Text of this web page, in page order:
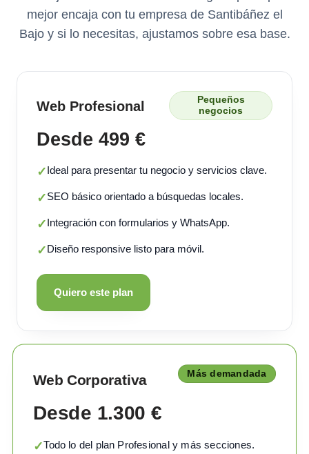
mejor encaja con tu empresa de Santibáñez el
Bajo y si lo necesitas, ajustamos sobre esa base.
Web Profesional
Pequeños
negocios
Desde 499 €
✓Ideal para presentar tu negocio y servicios clave.
✓SEO básico orientado a búsquedas locales.
✓Integración con formularios y WhatsApp.
✓Diseño responsive listo para móvil.
Quiero este plan
Web Corporativa Más demandada
Desde 1.300 €
✓Todo lo del plan Profesional y más secciones.